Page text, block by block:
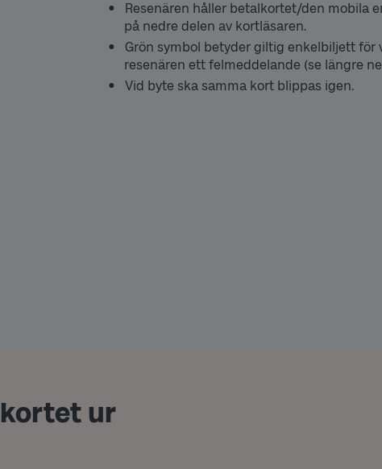
Resenären håller betalkortet/den mobila
på nedre delen av kortläsaren.
Grön symbol betyder giltig enkelbiljett för
resenären ett felmeddelande (se längre
Vid byte ska samma kort blippas igen.
ur